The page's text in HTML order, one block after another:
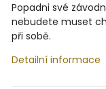
Popadni své
nebudete muset
při sobě.
Detailní informace